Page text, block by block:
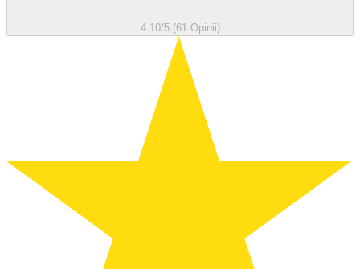
4.10/5 (61 Opinii)